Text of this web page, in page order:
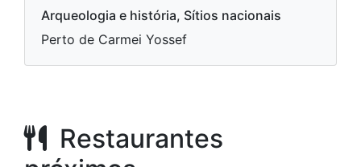
Arqueologia e história, Sítios nacionais
Perto de Carmei Yossef
Restaurantes